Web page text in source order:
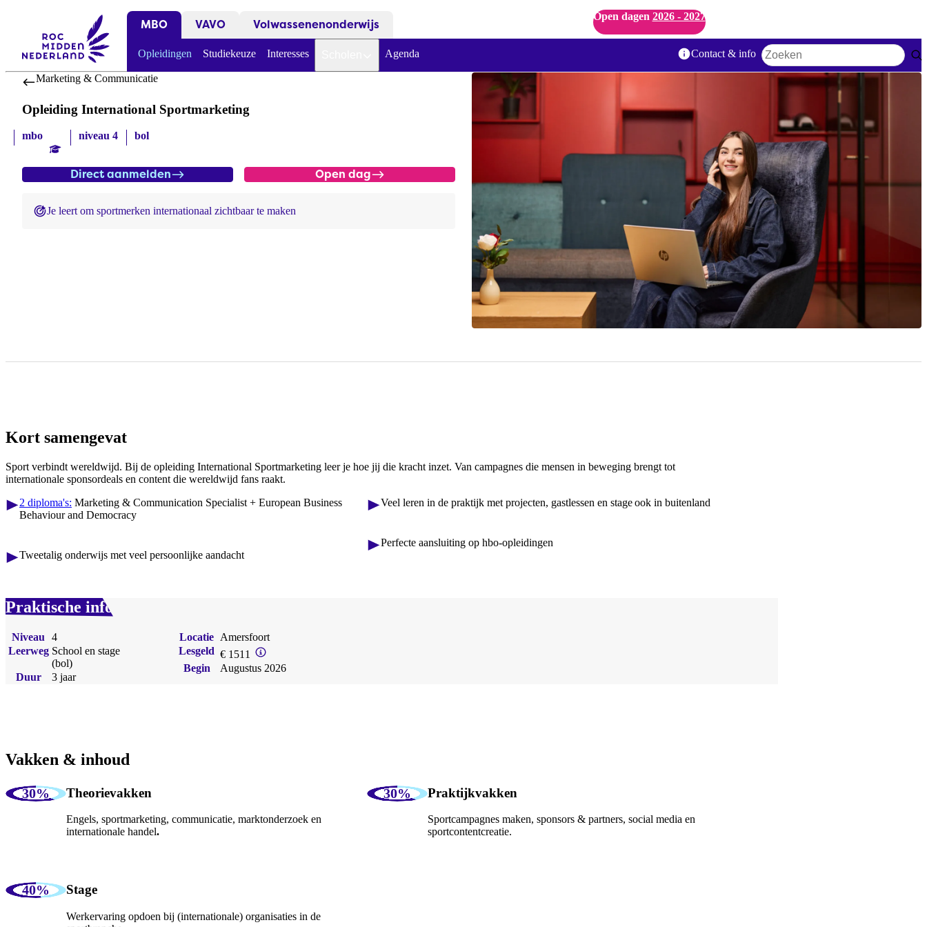
MBO VAVO Volwassenenonderwijs
Open dagen 2026 - 2027
Opleidingen Studiekeuze Interesses Agenda Contact & info
Zoekwoord
Marketing & Communicatie
Opleiding International Sportmarketing
mbo niveau 4 bol
Direct aanmelden Open dag
Je leert om sportmerken internationaal zichtbaar te maken
Kort samengevat
Sport verbindt wereldwijd. Bij de opleiding International Sportmarketing leer je hoe jij die kracht inzet. Van campagnes die mensen in beweging brengt tot
internationale sponsordeals en content die wereldwijd fans raakt.
2 diploma's: Marketing & Communication Specialist + European Business
Behaviour and Democracy
Tweetalig onderwijs met veel persoonlijke aandacht
Veel leren in de praktijk met projecten, gastlessen en stage ook in buitenland
Perfecte aansluiting op hbo-opleidingen
Praktische info
Niveau
4
Leerweg School en stage
(bol)
Duur
3 jaar
Locatie Amersfoort
Lesgeld € 1511
Begin
Augustus 2026
Vakken & inhoud
Theorievakken
Engels, sportmarketing, communicatie, marktonderzoek en
internationale handel.
Praktijkvakken
Sportcampagnes maken, sponsors & partners, social media en
sportcontentcreatie.
Stage
Werkervaring opdoen bij (internationale) organisaties in de